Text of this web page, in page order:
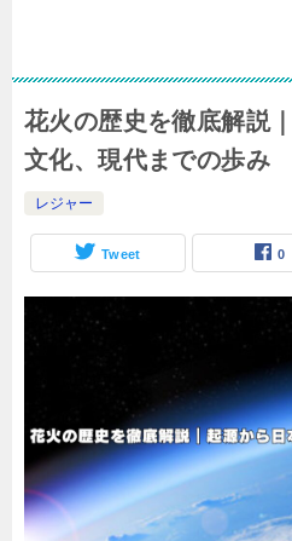
花火の歴史を徹底解説
文化、現代までの歩み
レジャー
Tweet 0